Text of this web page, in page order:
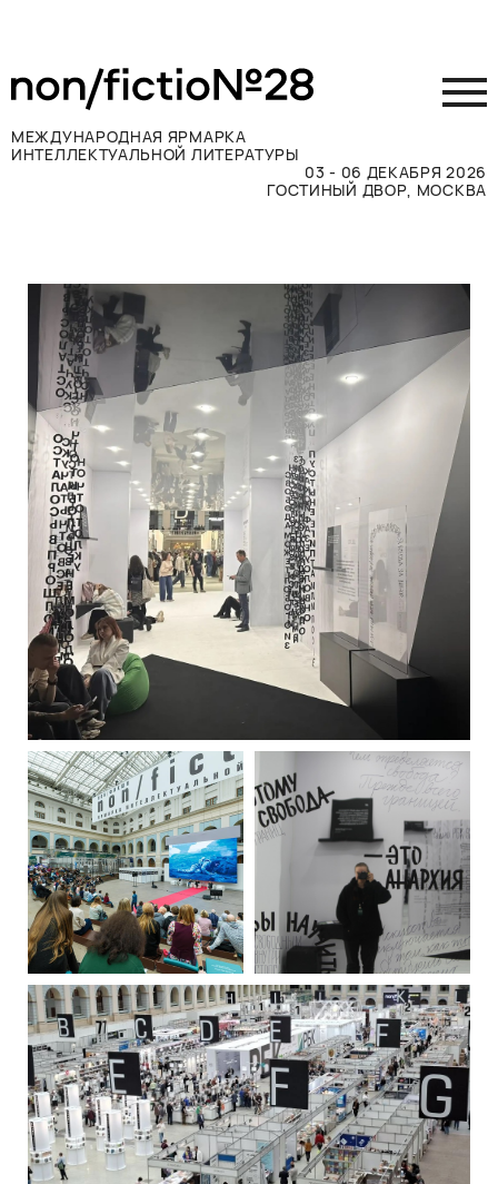
МЕЖДУНАРОДНАЯ ЯРМАРКА
ИНТЕЛЛЕКТУАЛЬНОЙ ЛИТЕРАТУРЫ
03 - 06 ДЕКАБРЯ 2026
ГОСТИНЫЙ ДВОР, МОСКВА
Участникам
Посетителям
Программа
Прессе
Конкурсы
Контакты
ВКОНТАКТЕ TELEGRAM
РУССКИЙ ENGLISH CHINESE